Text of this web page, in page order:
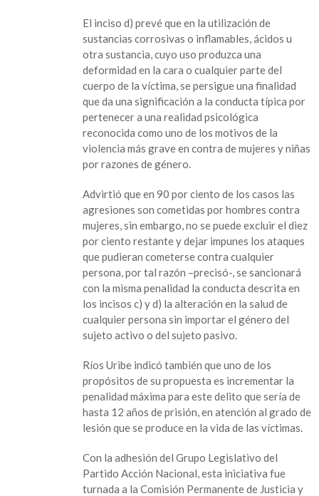
El inciso d) prevé que en la utilización de
sustancias corrosivas o inflamables, ácidos u
otra sustancia, cuyo uso produzca una
deformidad en la cara o cualquier parte del
cuerpo de la víctima, se persigue una finalidad
que da una significación a la conducta típica por
pertenecer a una realidad psicológica
reconocida como uno de los motivos de la
violencia más grave en contra de mujeres y niñas
por razones de género.
Advirtió que en 90 por ciento de los casos las
agresiones son cometidas por hombres contra
mujeres, sin embargo, no se puede excluir el diez
por ciento restante y dejar impunes los ataques
que pudieran cometerse contra cualquier
persona, por tal razón –precisó-, se sancionará
con la misma penalidad la conducta descrita en
los incisos c) y d) la alteración en la salud de
cualquier persona sin importar el género del
sujeto activo o del sujeto pasivo.
Ríos Uribe indicó también que uno de los
propósitos de su propuesta es incrementar la
penalidad máxima para este delito que sería de
hasta 12 años de prisión, en atención al grado de
lesión que se produce en la vida de las víctimas.
Con la adhesión del Grupo Legislativo del
Partido Acción Nacional, esta iniciativa fue
turnada a la Comisión Permanente de Justicia y